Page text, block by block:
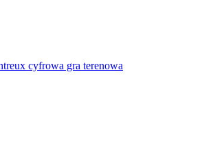
cyfrowa gra terenowa